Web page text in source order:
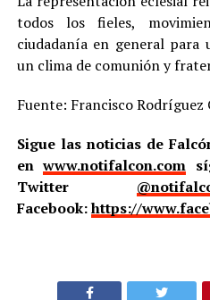
todos los fieles,
ciudadanía en general para
un clima de comunión y
Fuente: Francisco
Sigue las noticias de
enwww.notifalcon.com
Twitter
Facebook:https://